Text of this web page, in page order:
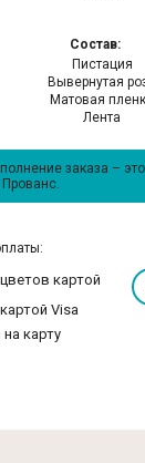
Состав:
Пистация
Вывернутая
Матовая
Лента
заказа –